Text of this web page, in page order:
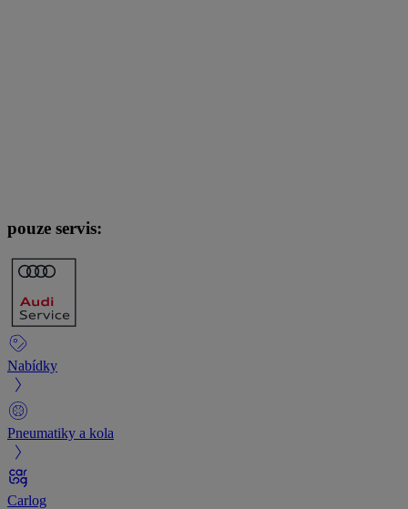
pouze servis:
Nabídky
Pneumatiky a kola
Carlog